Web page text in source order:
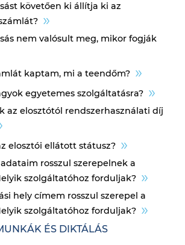
követően ki állítja ki az
nem valósult meg, mikor fogják
kaptam, mi a teendőm?
egyetemes szolgáltatásra?
az elosztótól rendszerhasználati díj
elosztói ellátott státusz?
rosszul szerepelnek a
szolgáltatóhoz forduljak?
hely címem rosszul szerepel a
szolgáltatóhoz forduljak?
ÉS DIKTÁLÁS